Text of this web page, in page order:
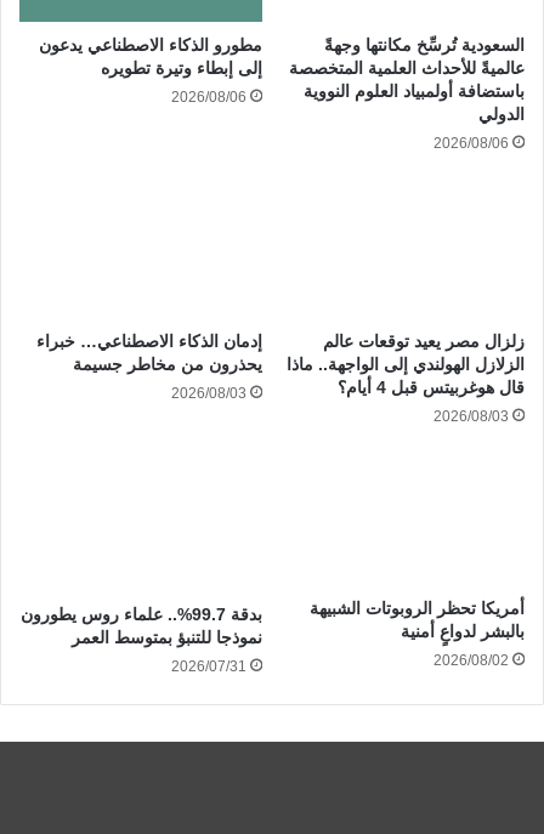
السعودية تُرسِّخ مكانتها وجهةً
عالميةً للأحداث العلمية المتخصصة
باستضافة أولمبياد العلوم النووية
الدولي
2026/08/06
مطورو الذكاء الاصطناعي يدعون
إلى إبطاء وتيرة تطويره
2026/08/06
زلزال مصر يعيد توقعات عالم
الزلازل الهولندي إلى الواجهة.. ماذا
قال هوغربيتس قبل 4 أيام؟
2026/08/03
إدمان الذكاء الاصطناعي… خبراء
يحذرون من مخاطر جسيمة
2026/08/03
أمريكا تحظر الروبوتات الشبيهة
بالبشر لدواعٍ أمنية
2026/08/02
بدقة 99.7%.. علماء روس يطورون
نموذجا للتنبؤ بمتوسط العمر
2026/07/31